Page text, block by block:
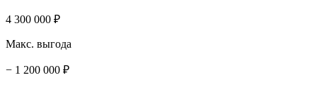
4 300 000 ₽
Макс. выгода
− 1 200 000 ₽